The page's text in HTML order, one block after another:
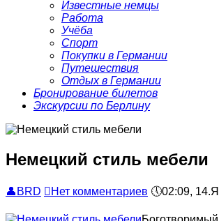
Известные немцы
Работа
Учёба
Спорт
Покупки в Германии
Путешествия
Отдых в Германии
Бронирование билетов
Экскурсии по Берлину
Немецкий стиль мебели
👤 BRD  Нет комментариев 🕔02:09,